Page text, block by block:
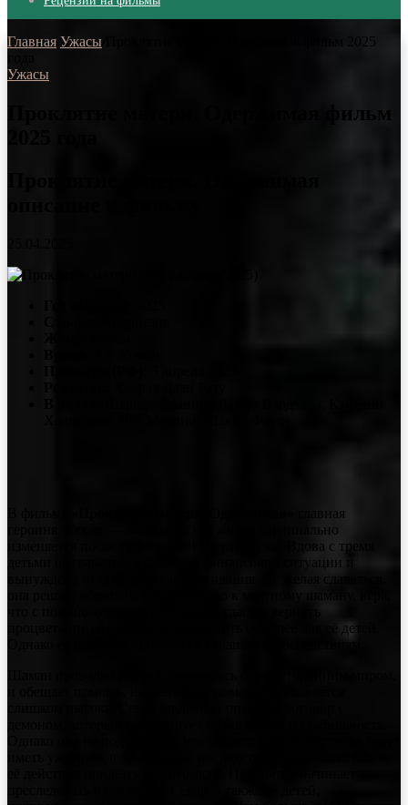
Главная Ужасы
Проклятие матери. Одержимая фильм 2025
Ужасы
Проклятие матери. Одержимая фильм
главная
героиня, Секар, — женщина, чья жизнь кардинально
изменяется после трагической смерти мужа. Вдова с тремя
детьми оказывается в сложной финансовой ситуации и
процветание её бизнесу и обеспечить будущее для её детей.
Однако её решение приводит к страшным последствиям.